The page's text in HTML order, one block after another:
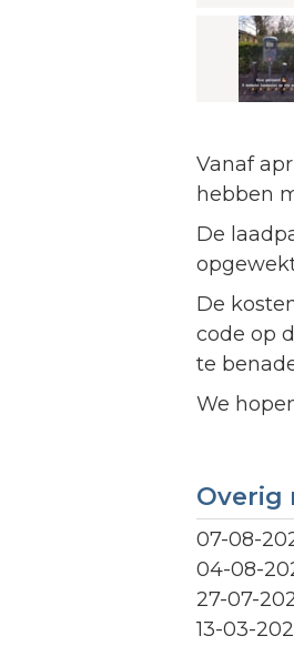
Vanaf
hebben
De
De
code op
te
We
Overig
07-08-
04-08-
27-07-
13-03-